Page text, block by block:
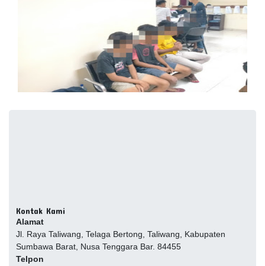
Kontak Kami
Alamat
Jl. Raya Taliwang, Telaga Bertong, Taliwang, Kabupaten
Sumbawa Barat, Nusa Tenggara Bar. 84455
Telpon